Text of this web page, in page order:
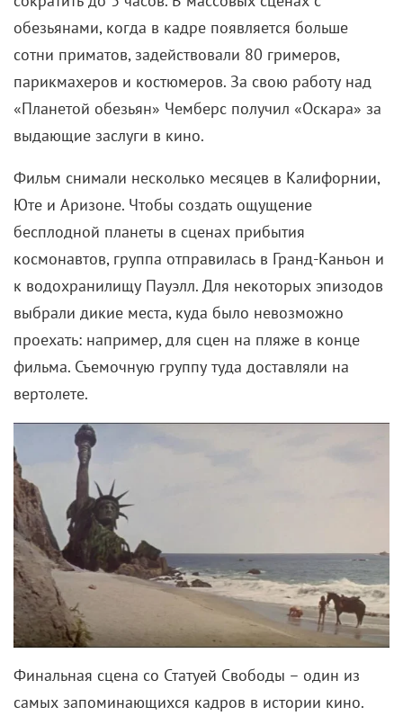
обезьянами, когда в кадре появляется больше
сотни приматов, задействовали 80 гримеров,
парикмахеров и костюмеров. За свою работу над
«Планетой обезьян» Чемберс получил «Оскара» за
выдающие заслуги в кино.
Фильм снимали несколько месяцев в Калифорнии,
Юте и Аризоне. Чтобы создать ощущение
бесплодной планеты в сценах прибытия
космонавтов, группа отправилась в Гранд-Каньон и
к водохранилищу Пауэлл. Для некоторых эпизодов
выбрали дикие места, куда было невозможно
проехать: например, для сцен на пляже в конце
фильма. Съемочную группу туда доставляли на
вертолете.
Финальная сцена со Статуей Свободы – один из
самых запоминающихся кадров в истории кино.